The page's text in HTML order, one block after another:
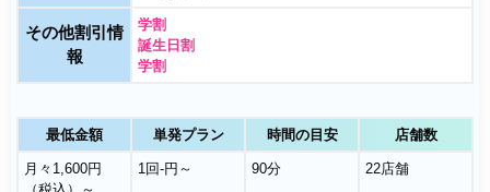
その他割引情
報
学割
誕生日割
学割
最低金額 単発プラン 時間の目安 店舗数
月々1,600円
1回-円～ 90分 22店舗